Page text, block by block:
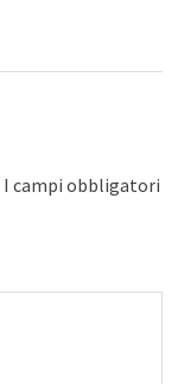
I campi obbligatori